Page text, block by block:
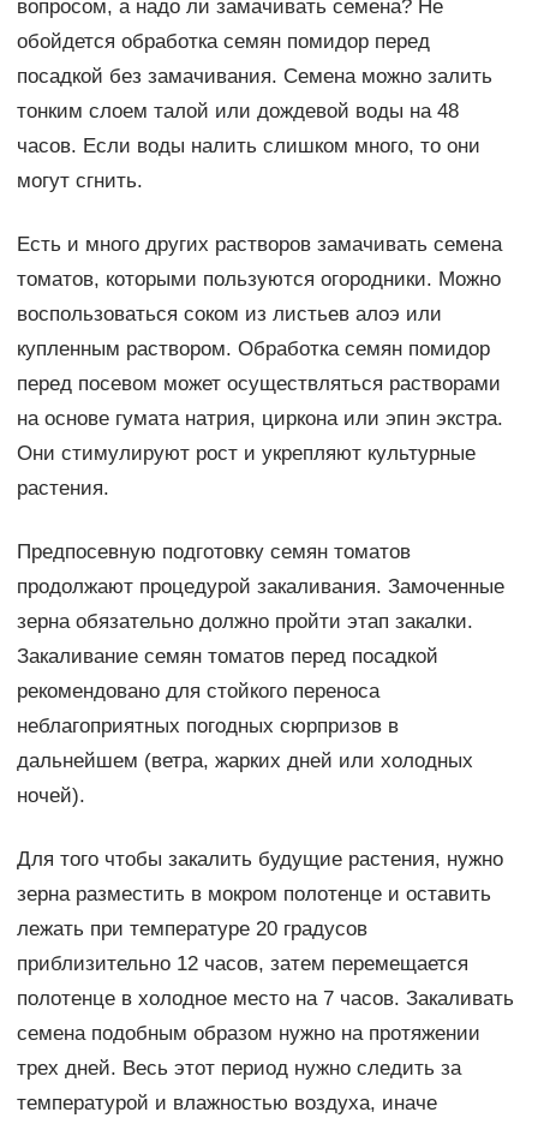
вопросом, а надо ли замачивать семена? Не
обойдется обработка семян помидор перед
посадкой без замачивания. Семена можно залить
тонким слоем талой или дождевой воды на 48
часов. Если воды налить слишком много, то они
могут сгнить.
Есть и много других растворов замачивать семена
томатов, которыми пользуются огородники. Можно
воспользоваться соком из листьев алоэ или
купленным раствором. Обработка семян помидор
перед посевом может осуществляться растворами
на основе гумата натрия, циркона или эпин экстра.
Они стимулируют рост и укрепляют культурные
растения.
Предпосевную подготовку семян томатов
продолжают процедурой закаливания. Замоченные
зерна обязательно должно пройти этап закалки.
Закаливание семян томатов перед посадкой
рекомендовано для стойкого переноса
неблагоприятных погодных сюрпризов в
дальнейшем (ветра, жарких дней или холодных
ночей).
Для того чтобы закалить будущие растения, нужно
зерна разместить в мокром полотенце и оставить
лежать при температуре 20 градусов
приблизительно 12 часов, затем перемещается
полотенце в холодное место на 7 часов. Закаливать
семена подобным образом нужно на протяжении
трех дней. Весь этот период нужно следить за
температурой и влажностью воздуха, иначе